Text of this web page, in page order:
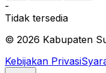
-
Tidak tersedia
© 2026 Kabupaten
Kebijakan Privasi